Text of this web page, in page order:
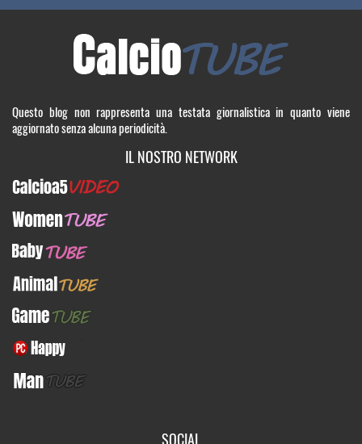
Questo blog non rappresenta una testata giornalistica in quanto viene
aggiornato senza alcuna periodicità.
IL NOSTRO NETWORK
SOCIAL